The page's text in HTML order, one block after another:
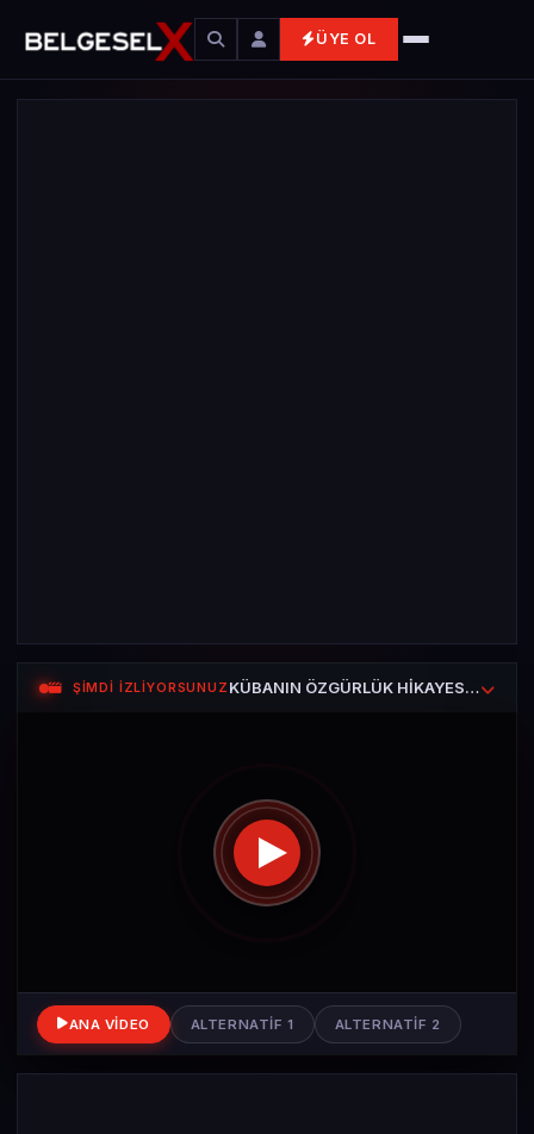
ÜYE OL
ŞİMDİ İZLİYORSUNUZ KÜBANIN ÖZGÜRLÜK HİKAYESİ — Zincirleri Kırmak
ANA VIDEO ALTERNATIF 1 ALTERNATIF 2